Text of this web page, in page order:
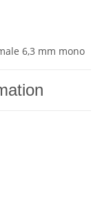
6,3 mm mono